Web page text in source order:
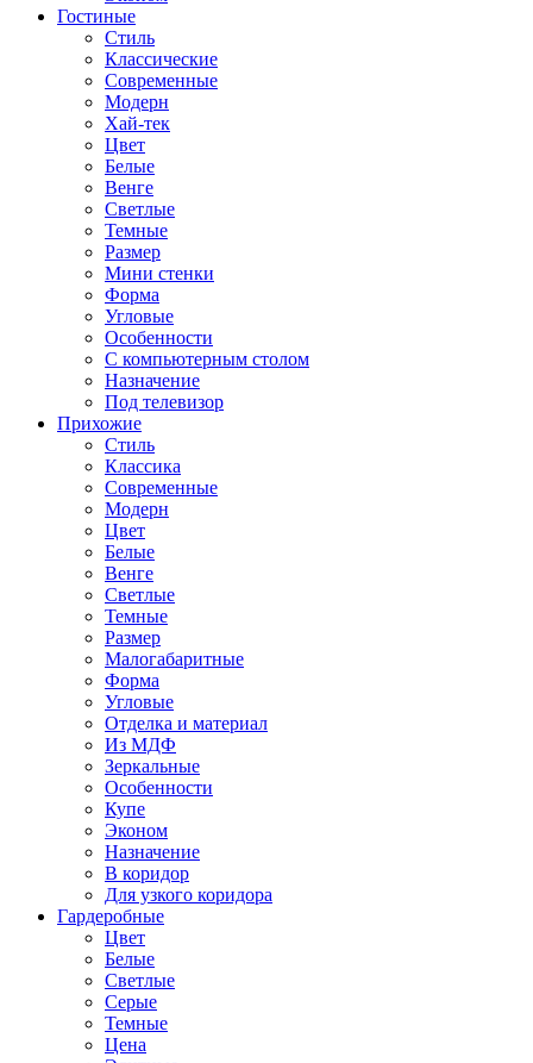
Гостиные
Стиль
Классические
Современные
Модерн
Хай-тек
Цвет
Белые
Венге
Светлые
Темные
Размер
Мини стенки
Форма
Угловые
Особенности
С компьютерным столом
Назначение
Под телевизор
Прихожие
Стиль
Классика
Современные
Модерн
Цвет
Белые
Венге
Светлые
Темные
Размер
Малогабаритные
Форма
Угловые
Отделка и материал
Из МДФ
Зеркальные
Особенности
Купе
Эконом
Назначение
В коридор
Для узкого коридора
Гардеробные
Цвет
Белые
Светлые
Серые
Темные
Цена